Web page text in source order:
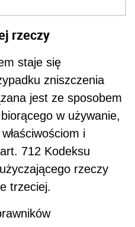
rzeczy
staje się
zniszczenia
jest ze sposobem
w używanie,
i
712 Kodeksu
rzeczy
trzeciej.